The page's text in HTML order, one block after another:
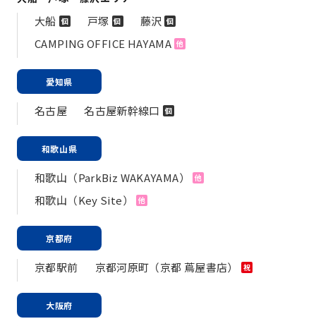
大船 個 戸塚 個 藤沢 個
CAMPING OFFICE HAYAMA 他
愛知県
名古屋 名古屋新幹線口 個
和歌山県
和歌山（ParkBiz WAKAYAMA） 他
和歌山（Key Site） 他
京都府
京都駅前 京都河原町（京都 蔦屋書店） 祝
大阪府